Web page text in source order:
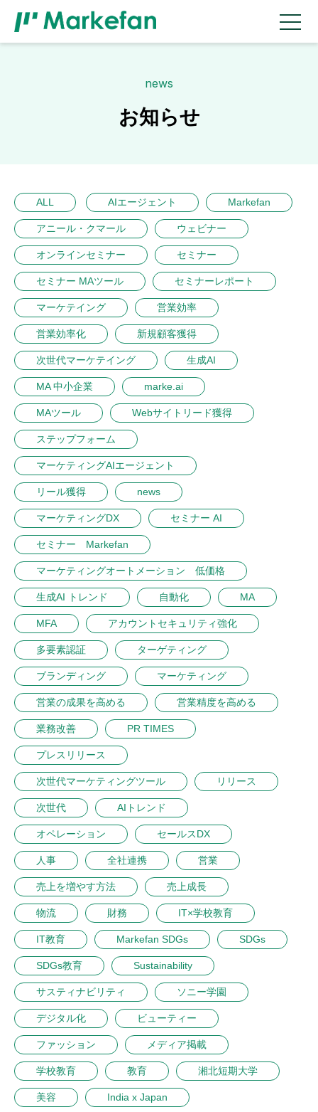
news
お知らせ
ALL AIエージェント Markefan
アニール・クマール ウェビナー
オンラインセミナー セミナー
セミナー MAツール セミナーレポート
マーケテイング 営業効率
営業効率化 新規顧客獲得
次世代マーケテイング 生成AI
MA 中小企業 marke.ai
MAツール Webサイトリード獲得
ステップフォーム
マーケティングAIエージェント
リール獲得 news
マーケティングDX セミナー AI
セミナー Markefan
マーケティングオートメーション 低価格
生成AI トレンド 自動化 MA
MFA アカウントセキュリティ強化
多要素認証 ターゲティング
ブランディング マーケティング
営業の成果を高める 営業精度を高める
業務改善 PR TIMES
プレスリリース
次世代マーケティングツール リリース
次世代 AIトレンド
オペレーション セールスDX
人事 全社連携 営業
売上を増やす方法 売上成長
物流 財務 IT×学校教育
IT教育 Markefan SDGs SDGs
SDGs教育 Sustainability
サスティナビリティ ソニー学園
デジタル化 ビューティー
ファッション メディア掲載
学校教育 教育 湘北短期大学
美容 India x Japan